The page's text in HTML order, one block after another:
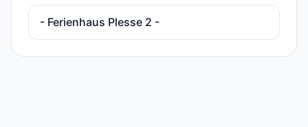
- Ferienhaus Plesse 2 -